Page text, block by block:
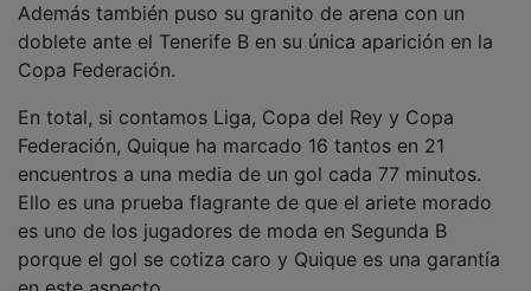
Además también puso su granito de arena con un
doblete ante el Tenerife B en su única aparición en la
Copa Federación.
En total, si contamos Liga, Copa del Rey y Copa
Federación, Quique ha marcado 16 tantos en 21
encuentros a una media de un gol cada 77 minutos.
Ello es una prueba flagrante de que el ariete morado
es uno de los jugadores de moda en Segunda B
porque el gol se cotiza caro y Quique es una garantía